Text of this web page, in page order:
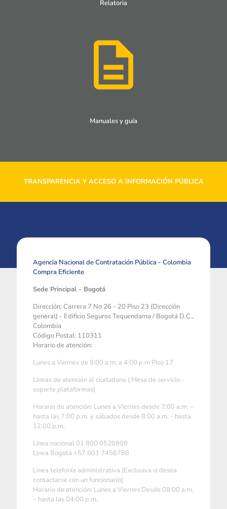
Relatoria
Manuales y guía
TRANSPARENCIA Y ACCESO A INFORMACIÓN PÚBLICA
Agencia Nacional de Contratación Pública - Colombia
Compra Eficiente
Sede Principal - Bogotá
Dirección: Carrera 7 No 26 - 20 Piso 23 (Dirección
general) - Edificio Seguros Tequendama / Bogotá D.C.,
Colombia
Código Postal: 110311
Horario de atención:
Lunes a Viernes de 8:00 a.m. a 4:00 p.m Piso 17
Líneas de atención al ciudadano ( Mesa de servicio -
soporte plataformas)
Horario de atención: Lunes a Viernes desde 7:00 a.m. –
hasta las 7:00 p.m. y sábados desde 8:00 a.m. - hasta
12:00 p.m.
Linea nacional 01 800 0520808
Linea Bogotá +57 601 7456788
Linea telefonía administrativa (Exclusiva si desea
contactarse con un funcionario)
Horario de atención: Lunes a Viernes Desde 08:00 a.m.
– hasta las 04:00 p.m.